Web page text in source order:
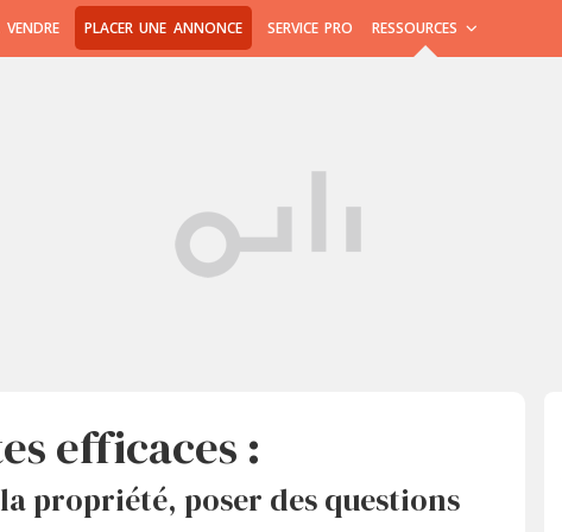
VENDRE PLACER UNE ANNONCE SERVICE PRO RESSOURCES
efficaces :
propriété, poser des questions